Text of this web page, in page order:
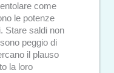
come
le potenze
Stare saldi non
peggio di
il plauso
la loro